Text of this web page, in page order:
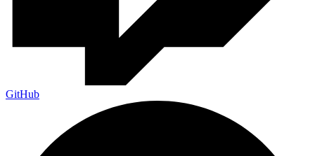
GitHub